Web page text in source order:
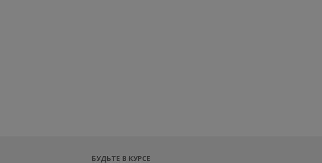
БУДЬТЕ В КУРСЕ